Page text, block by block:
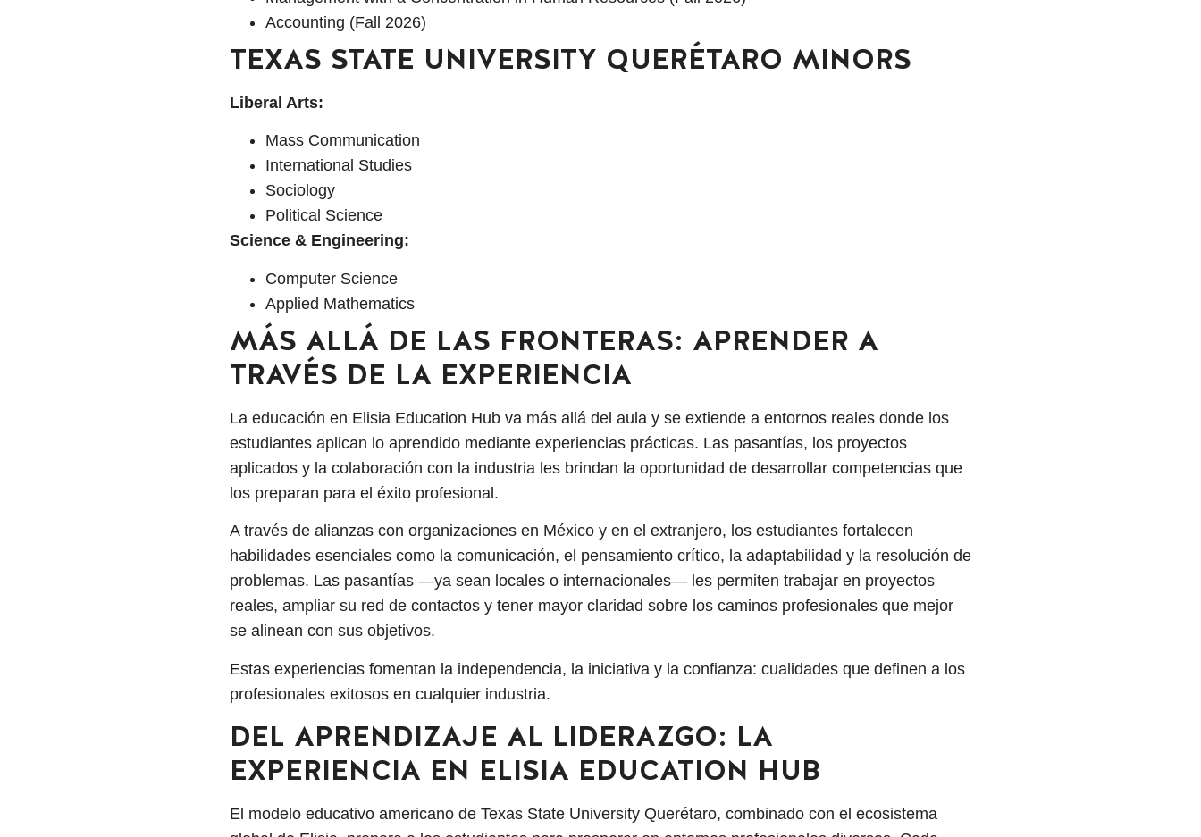
Accounting (Fall 2026)
TEXAS STATE UNIVERSITY QUERÉTARO MINORS
Liberal Arts:
Mass Communication
International Studies
Sociology
Political Science
Science & Engineering:
Computer Science
Applied Mathematics
MÁS ALLÁ DE LAS FRONTERAS: APRENDER A
TRAVÉS DE LA EXPERIENCIA
La educación en Elisia Education Hub va más allá del aula y se extiende a entornos reales donde los
estudiantes aplican lo aprendido mediante experiencias prácticas. Las pasantías, los proyectos
aplicados y la colaboración con la industria les brindan la oportunidad de desarrollar competencias que
los preparan para el éxito profesional.
A través de alianzas con organizaciones en México y en el extranjero, los estudiantes fortalecen
habilidades esenciales como la comunicación, el pensamiento crítico, la adaptabilidad y la resolución de
problemas. Las pasantías —ya sean locales o internacionales— les permiten trabajar en proyectos
reales, ampliar su red de contactos y tener mayor claridad sobre los caminos profesionales que mejor
se alinean con sus objetivos.
Estas experiencias fomentan la independencia, la iniciativa y la confianza: cualidades que definen a los
profesionales exitosos en cualquier industria.
DEL APRENDIZAJE AL LIDERAZGO: LA
EXPERIENCIA EN ELISIA EDUCATION HUB
El modelo educativo americano de Texas State University Querétaro, combinado con el ecosistema